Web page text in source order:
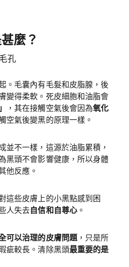
麼？
孔
。毛囊內有毛髮和皮脂腺，後
變得柔軟。死皮細胞和油脂會
，其在接觸空氣後會因為氧化
空氣後變黑的原理一樣。
並不一樣，這源於油脂累積，
黑頭不會影響健康，所以身體
他反應。
這些皮膚上的小黑點感到困
人失去自信和自尊心。
可以治理的皮膚問題，只是所
疵較長。清除黑頭最重要的是